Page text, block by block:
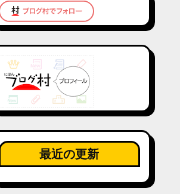
最近の更新